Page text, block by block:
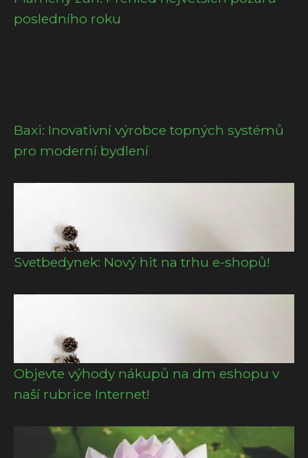
posledního roku
Baxi: Inovativní výrobce topných systémů
pro moderní bydlení
Svetbedynek: Nový hit na trhu e-shopů!
Objevte výhody nákupů na dm eshopu v
naší rubrice Internet!